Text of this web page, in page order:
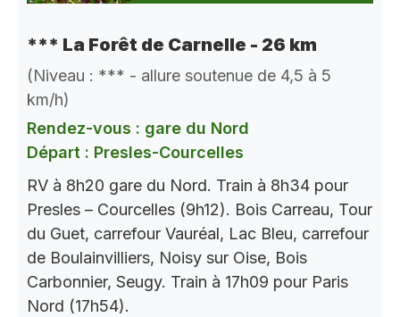
*** La Forêt de Carnelle - 26 km
(Niveau : *** - allure soutenue de 4,5 à 5
km/h)
Rendez-vous : gare du Nord
Départ : Presles-Courcelles
RV à 8h20 gare du Nord. Train à 8h34 pour
Presles – Courcelles (9h12). Bois Carreau, Tour
du Guet, carrefour Vauréal, Lac Bleu, carrefour
de Boulainvilliers, Noisy sur Oise, Bois
Carbonnier, Seugy. Train à 17h09 pour Paris
Nord (17h54).